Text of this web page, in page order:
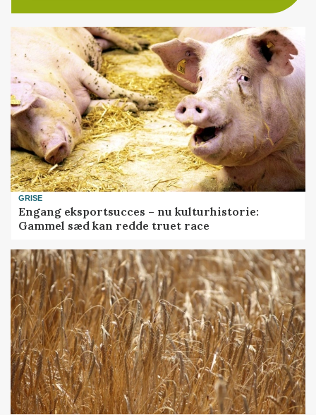
GRISE
Engang eksportsucces – nu kulturhistorie:
Gammel sæd kan redde truet race